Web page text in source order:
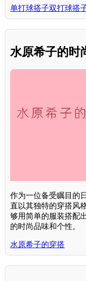
单打球搭子双打球搭
水原希子的时
作为一位备受瞩目的
直以其独特的穿搭风
够用简单的服装搭配
的时尚品味和个性。
水原希子的穿搭